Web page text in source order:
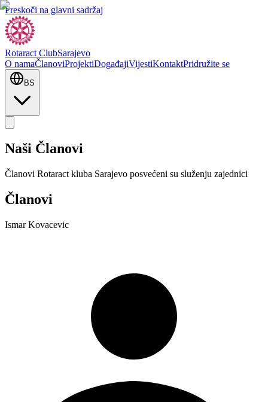
Preskoči na glavni sadržaj
Rotaract ClubSarajevo
O namaČlanoviProjektiDogađajiVijestiKontaktPridružite se
BS
Naši Članovi
Članovi Rotaract kluba Sarajevo posvećeni su služenju zajednici
Članovi
Ismar Kovacevic